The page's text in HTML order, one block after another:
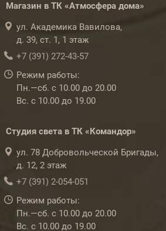
Магазин в ТК «Атмосфера дома»
ул. Академика Вавилова,
д. 39, ст. 1, 1 этаж
+7 (391) 272-43-57
Режим работы:
Пн.—сб. с 10.00 до 20.00
Вс. с 10.00 до 19.00
Студия света в ТК «Командор»
ул. 78 Добровольческой Бригады,
д. 12, 2 этаж
+7 (391) 2-054-051
Режим работы:
Пн.—сб. с 10.00 до 20.00
Вс. с 10.00 до 19.00